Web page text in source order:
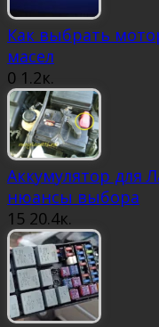
Как выбрать
масел
0 1.2к.
Аккумулятор для
нюансы выбора
15 20.4к.